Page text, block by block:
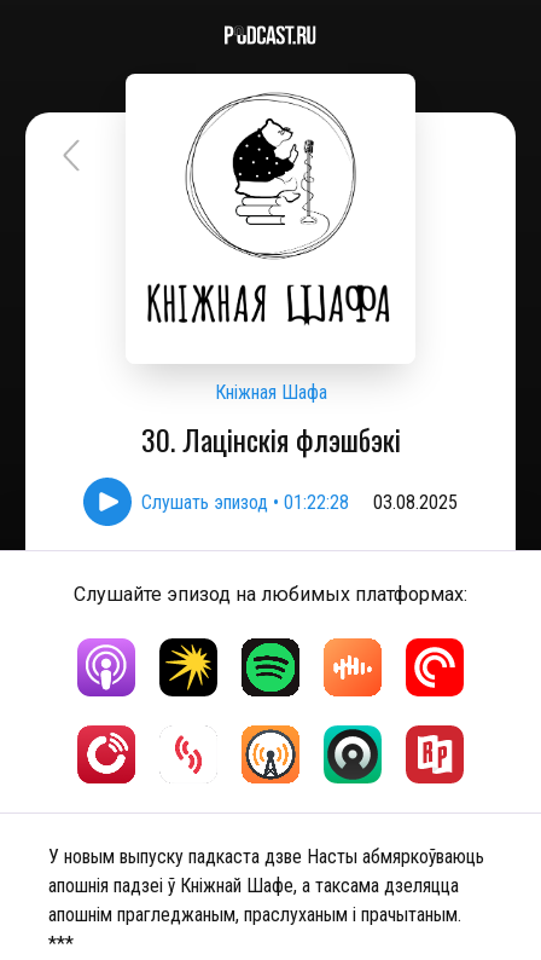
Кніжная Шафа
30. Лацінскія флэшбэкі
Слушать эпизод • 01:22:28 03.08.2025
Слушайте эпизод на любимых платформах:
У новым выпуску падкаста дзве Насты абмяркоўваюць
апошнія падзеі ў Кніжнай Шафе, а таксама дзеляцца
апошнім прагледжаным, праслуханым і прачытаным.
***